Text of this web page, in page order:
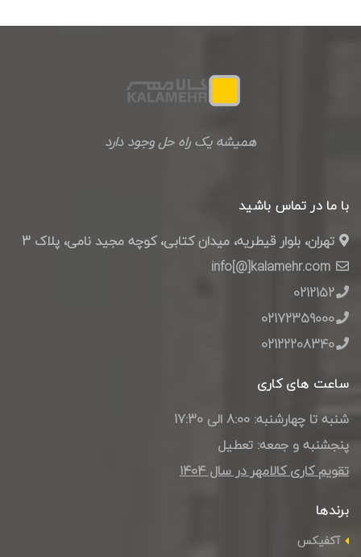
همیشه یک راه حل وجود دارد
با ما در تماس باشید
تهران، بلوار قیطریه، میدان کتابی، کوچه مجید نامی، پلاک 3
0212152
02172359000
02122208340
ساعت های کاری
شنبه تا چهارشنبه: 8:00 الی 17:30
پنجشنبه و جمعه: تعطیل
تقویم کاری کالامهر در سال ۱۴۰4
برندها
آکفیکس